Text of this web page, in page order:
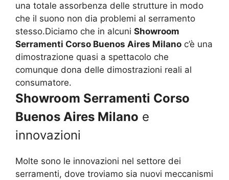
una totale assorbenza delle strutture in modo
che il suono non dia problemi al serramento
stesso.Diciamo che in alcuni Showroom
Serramenti Corso Buenos Aires Milano c’è una
dimostrazione quasi a spettacolo che
comunque dona delle dimostrazioni reali al
consumatore.
Showroom Serramenti Corso
Buenos Aires Milano e
innovazioni
Molte sono le innovazioni nel settore dei
serramenti, dove troviamo sia nuovi meccanismi